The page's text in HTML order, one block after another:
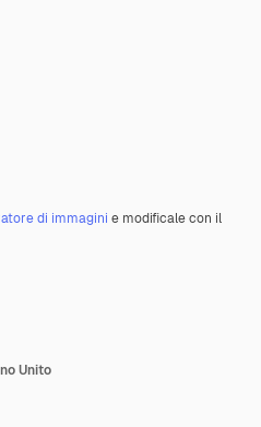
di immagini e modificale con il
Unito